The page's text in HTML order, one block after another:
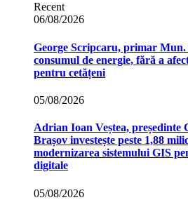
Recent
06/08/2026
George Scripcaru, primar
consumul de energie, fără a
pentru cetățeni
05/08/2026
Adrian Ioan Veștea, președinte
Brașov investește peste 1,88
modernizarea sistemului GIS
digitale
05/08/2026